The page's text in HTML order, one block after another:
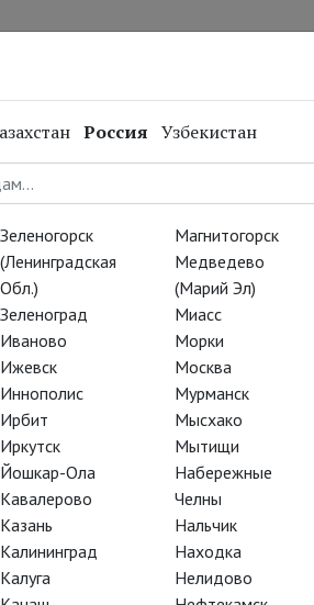
с
спектакля «Опасные
миссис Хадсон – Уна
Россия Узбекистан
Зеленогорск
(Ленинградская
Обл.)
Зеленоград
Иваново
Ижевск
Иннополис
Ирбит
Иркутск
Йошкар-Ола
Кавалерово
Казань
Калининград
Калуга
Магнитогорск
Медведево
(Марий Эл)
Миасс
Морки
Москва
Мурманск
Мысхако
Мытищи
Набережные
Челны
Нальчик
Находка
Нелидово